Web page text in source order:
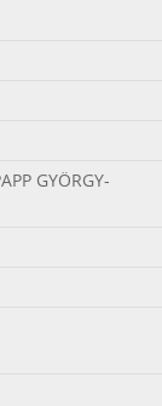
GYÖRGY-